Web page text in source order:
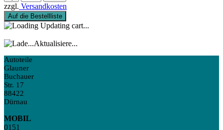
zzgl. Versandkosten
Auf die Bestellliste
Updating cart...
Aktualisiere...
Autoteile
Glauner
Buchauer
Str. 17
88422
Dürnau
MOBIL
0151